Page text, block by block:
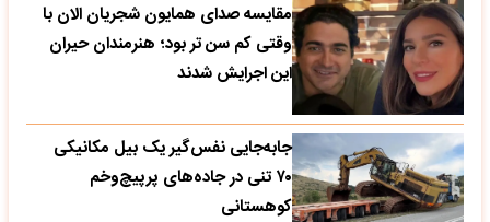
مقایسه صدای همایون شجریان الان با
وقتی کم سن تر بود؛ هنرمندان حیران
این اجرایش شدند
جابه‌جایی نفس‌گیر یک بیل مکانیکی
۷۰ تنی در جاده‌های پرپیچ‌وخم
کوهستانی